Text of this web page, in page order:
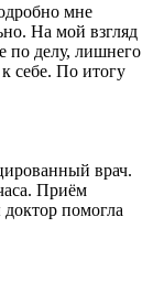
мне
На мой взгляд
по делу, лишнего
себе. По итогу
врач.
Приём
помогла